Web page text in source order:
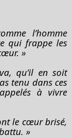
l’homme
qui frappe les
»
qu’il en soit
tenu dans ces
à vivre
le cœur brisé,
»